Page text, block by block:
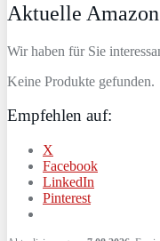
Aktuelle
Wir haben für Sie
Keine Produkte gefunden.
Empfehlen auf:
X
Facebook
LinkedIn
Pinterest